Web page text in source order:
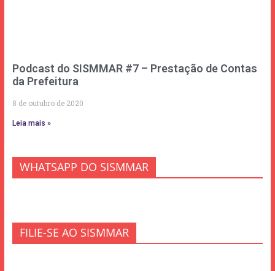
Podcast do SISMMAR #7 – Prestação de Contas
da Prefeitura
8 de outubro de 2020
Leia mais »
WHATSAPP DO SISMMAR
FILIE-SE AO SISMMAR